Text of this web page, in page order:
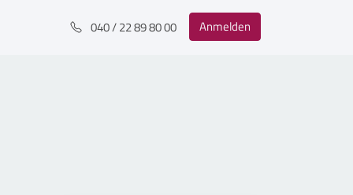
040 / 22 89 80 00 Anmelden